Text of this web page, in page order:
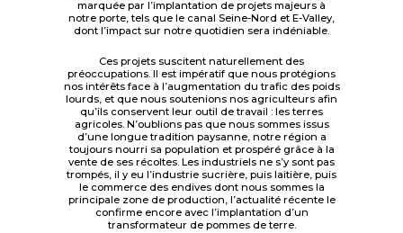
marquée par l’implantation de projets majeurs à
notre porte, tels que le canal Seine-Nord et E-Valley,
dont l’impact sur notre quotidien sera indéniable.
Ces projets suscitent naturellement des
préoccupations. Il est impératif que nous protégions
nos intérêts face à l’augmentation du trafic des poids
lourds, et que nous soutenions nos agriculteurs afin
qu’ils conservent leur outil de travail : les terres
agricoles. N’oublions pas que nous sommes issus
d’une longue tradition paysanne, notre région a
toujours nourri sa population et prospéré grâce à la
vente de ses récoltes. Les industriels ne s’y sont pas
trompés, il y eu l’industrie sucrière, puis laitière, puis
le commerce des endives dont nous sommes la
principale zone de production, l’actualité récente le
confirme encore avec l’implantation d’un
transformateur de pommes de terre.